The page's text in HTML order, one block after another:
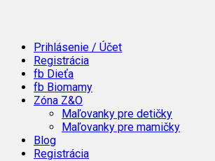
Prihlásenie / Účet
Registrácia
fb Dieťa
fb Biomamy
Zóna Z&O
Maľovanky pre detičky
Maľovanky pre mamičky
Blog
Registrácia